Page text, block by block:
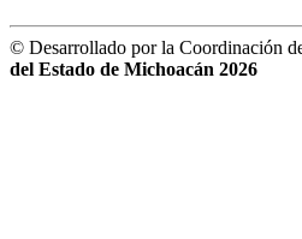
© Desarrollado por la Coordinación
del Estado de Michoacán 2026